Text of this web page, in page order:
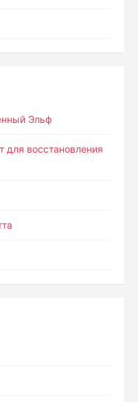
Эльф
восстановления